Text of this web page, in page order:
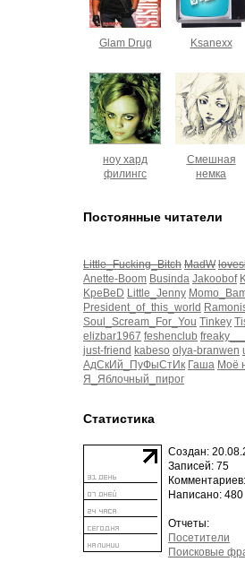
Glam Drug Ksanexx
ноу хард
филингс
Смешная
немка
Постоянные читатели
Little_Fucking_Bitch MadW
Anette-Boom Businda Jakoobof
KpeBeD Little_Jenny
President_of_this_world
Soul_Scream_For_You Tinkey
elizbar1967 feshenclub
just-friend kabeso olya-branwen
АдСкИй_ПуФыСтИк Гаша Моё
Я_Яблочный_пирог
Статистика
Создан:
Записей: 75
Написано: 480
Отчеты:
Посетители
Поисковые